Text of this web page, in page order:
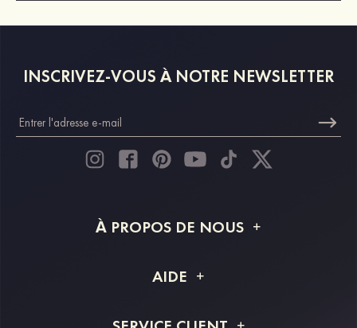
INSCRIVEZ-VOUS À NOTRE NEWSLETTER
À PROPOS DE NOUS
Livraison
AIDE